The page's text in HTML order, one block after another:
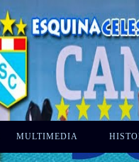
MULTIMEDIA